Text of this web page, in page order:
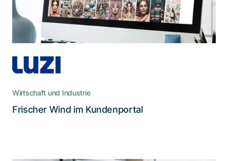
Lesen Sie die Story
Wirtschaft und Industrie
Frischer Wind im Kundenportal